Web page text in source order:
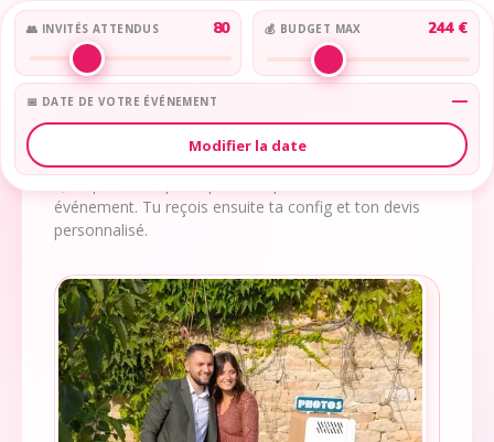
2 MINUTES CHRONO
Crée ton photobooth sur-
mesure.
événement. Tu reçois ensuite ta config et ton devis
personnalisé.
👥 INVITÉS ATTENDUS 80 💰 BUDGET MAX 244 €
📅 DATE DE VOTRE ÉVÉNEMENT —
Modifier la date